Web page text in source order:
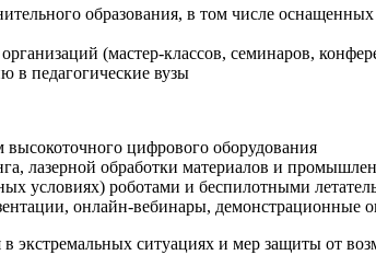
образования, в том числе
(мастер-классов, семинаров,
в педагогические вузы
цифрового оборудования
лазерной обработки материалов и
условиях) роботами и беспилотными
онлайн-вебинары, демонстрационные
экстремальных ситуациях и мер защиты от